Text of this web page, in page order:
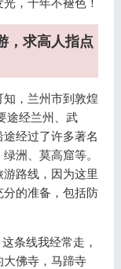
，千年不褪色！
，求高人指点
，兰州市到敦煌
途经兰州、武
经过了许多著名
洲、莫高窟等。
路线，因为这里
的准备，包括防
条线我经常走，
大佛寺，马蹄寺